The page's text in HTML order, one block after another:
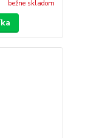
bežne skladom